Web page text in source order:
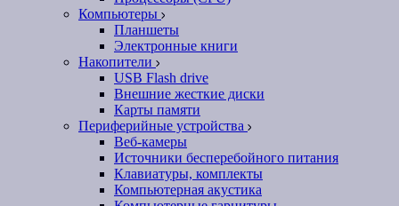
Компьютеры
Планшеты
Электронные книги
Накопители
USB Flash drive
Внешние жесткие диски
Карты памяти
Периферийные устройства
Веб-камеры
Источники бесперебойного питания
Клавиатуры, комплекты
Компьютерная акустика